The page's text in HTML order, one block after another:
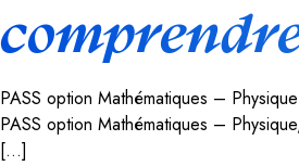
PASS option Mathématiques –
PASS option Mathématiques –
[…]